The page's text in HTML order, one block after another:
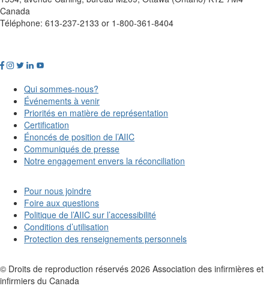
Canada
Téléphone: 613-237-2133 or 1-800-361-8404
Qui sommes-nous?
Événements à venir
Priorités en matière de représentation
Certification
Énoncés de position de l’AIIC
Communiqués de presse
Notre engagement envers la réconciliation
Pour nous joindre
Foire aux questions
Politique de l’AIIC sur l’accessibilité
Conditions d’utilisation
Protection des renseignements personnels
© Droits de reproduction réservés 2026 Association des infirmières et
infirmiers du Canada